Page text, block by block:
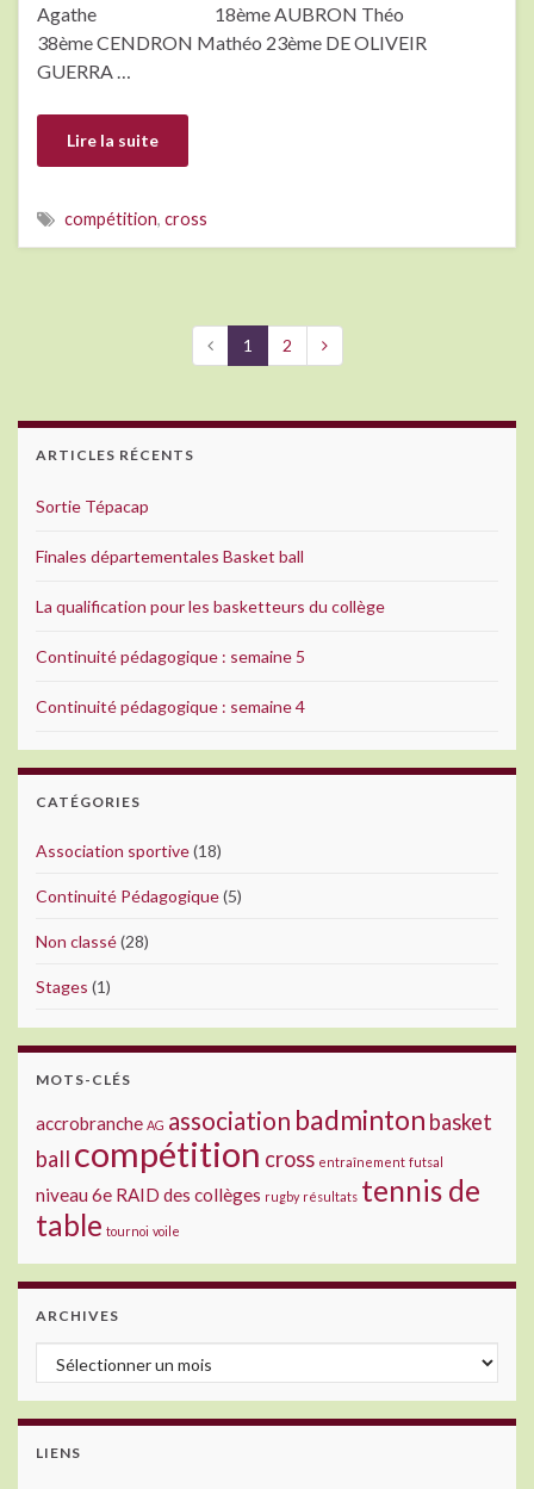
Agathe 18ème AUBRON Théo
38ème CENDRON Mathéo 23ème DE OLIVEIR
GUERRA …
Lire la suite
compétition, cross
1 2
ARTICLES RÉCENTS
Sortie Tépacap
Finales départementales Basket ball
La qualification pour les basketteurs du collège
Continuité pédagogique : semaine 5
Continuité pédagogique : semaine 4
CATÉGORIES
Association sportive(18)
Continuité Pédagogique(5)
Non classé(28)
Stages (1)
MOTS-CLÉS
accrobranche AG association badminton basket
ball compétition cross entraînement futsal
niveau 6e RAID des collèges rugby résultats tennis de
table tournoi voile
ARCHIVES
Archives
LIENS